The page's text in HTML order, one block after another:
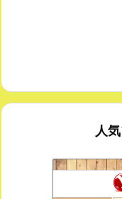
人
鑑賞空